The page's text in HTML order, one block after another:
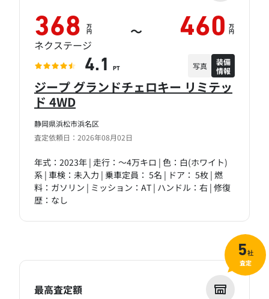
静岡県浜松市浜名区
査定依頼日：2026年08月02日
ジープ グランドチェロキー リミテッ
ド 4WD
年式：2023年 | 走行：～4万キロ | 色：白(ホワイト)
系 | 車検：未入力 | 乗車定員： 5名 | ドア： 5枚 | 燃
料：ガソリン | ミッション：AT | ハンドル：右 | 修復
歴：なし
368 万
円 ～ 460 万
円
ネクステージ
4.1 PT 写真
装備
情報
最高査定額
5社
査定